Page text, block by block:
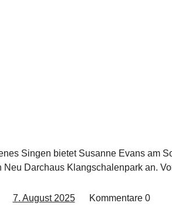
Singen bietet Susanne Evans am
Neu Darchaus Klangschalenpark an.
7. August 2025 Kommentare 0